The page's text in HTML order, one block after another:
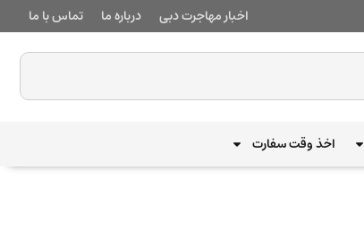
اخبار مهاجرت دبی درباره ما تماس با ما
اخذ وقت سفارت